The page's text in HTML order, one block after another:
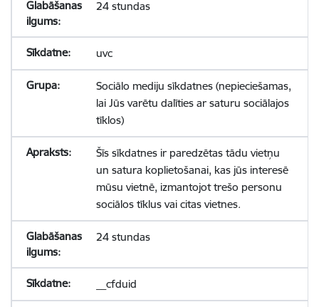
24 stundas
uvc
Sociālo mediju sīkdatnes (nepieciešamas,
lai Jūs varētu dalīties ar saturu sociālajos
tīklos)
Šīs sīkdatnes ir paredzētas tādu vietņu
un satura koplietošanai, kas jūs interesē
mūsu vietnē, izmantojot trešo personu
sociālos tīklus vai citas vietnes.
24 stundas
__cfduid